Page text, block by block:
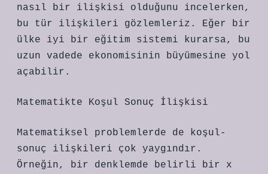
nasıl bir ilişkisi olduğunu incelerken,
bu tür ilişkileri gözlemleriz. Eğer bir
ülke iyi bir eğitim sistemi kurarsa, bu
uzun vadede ekonomisinin büyümesine yol
açabilir.
Matematikte Koşul Sonuç İlişkisi
Matematiksel problemlerde de koşul-
sonuç ilişkileri çok yaygındır.
Örneğin, bir denklemde belirli bir x